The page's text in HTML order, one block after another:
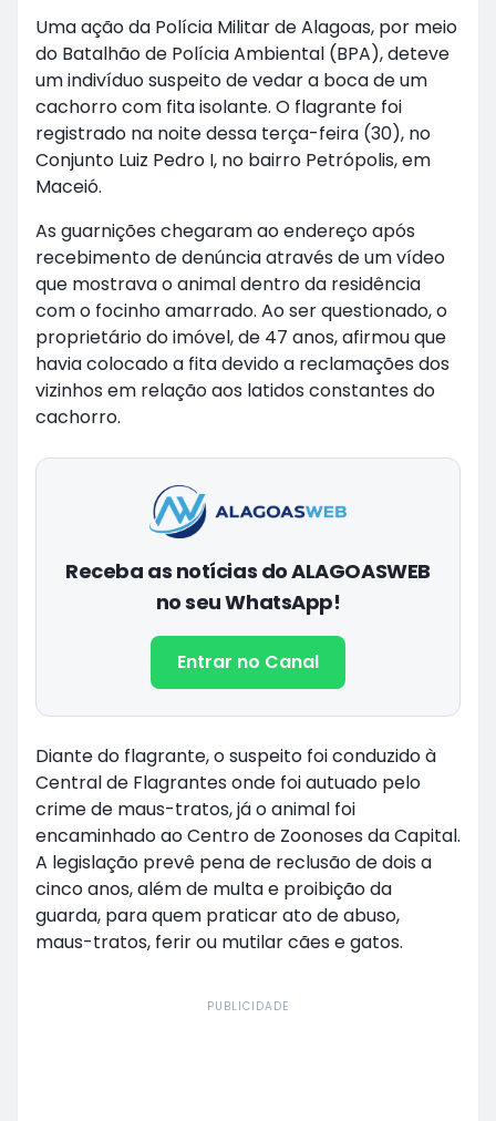
Uma ação da Polícia Militar de Alagoas, por meio
do Batalhão de Polícia Ambiental (BPA), deteve
um indivíduo suspeito de vedar a boca de um
cachorro com fita isolante. O flagrante foi
registrado na noite dessa terça-feira (30), no
Conjunto Luiz Pedro I, no bairro Petrópolis, em
Maceió.
As guarnições chegaram ao endereço após
recebimento de denúncia através de um vídeo
que mostrava o animal dentro da residência
com o focinho amarrado. Ao ser questionado, o
proprietário do imóvel, de 47 anos, afirmou que
havia colocado a fita devido a reclamações dos
vizinhos em relação aos latidos constantes do
cachorro.
Receba as notícias do ALAGOASWEB
no seu WhatsApp!
Entrar no Canal
Diante do flagrante, o suspeito foi conduzido à
Central de Flagrantes onde foi autuado pelo
crime de maus-tratos, já o animal foi
encaminhado ao Centro de Zoonoses da Capital.
A legislação prevê pena de reclusão de dois a
cinco anos, além de multa e proibição da
guarda, para quem praticar ato de abuso,
maus-tratos, ferir ou mutilar cães e gatos.
PUBLICIDADE